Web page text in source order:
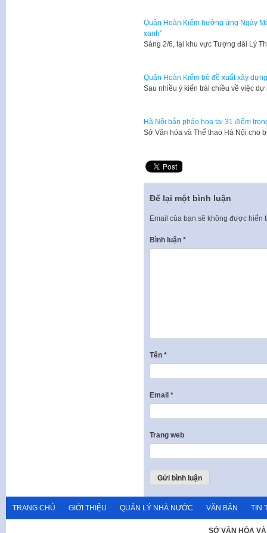
Quận Hoàn Kiếm hưởng ứng Ngày
xanh”
Sáng 2/6, tại khu vực Tượng đài Lý
Quận Hoàn Kiếm bỏ đề xuất xây
Sau nhiều ý kiến trái chiều về việc
Hà Nội bắn pháo hoa tại 31 điểm
Sở Văn hóa và Thể thao Hà Nội cho
Để lại một bình luận
Email của bạn sẽ không được hiển
Bình luận *
Tên *
Email *
Trang web
TRANG CHỦ GIỚI THIỆU QUẢN LÝ NHÀ NƯỚC VĂN BẢN TIN
SỞ VĂN HÓA